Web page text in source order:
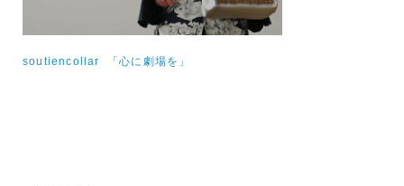
soutiencollar 「心に劇場を」